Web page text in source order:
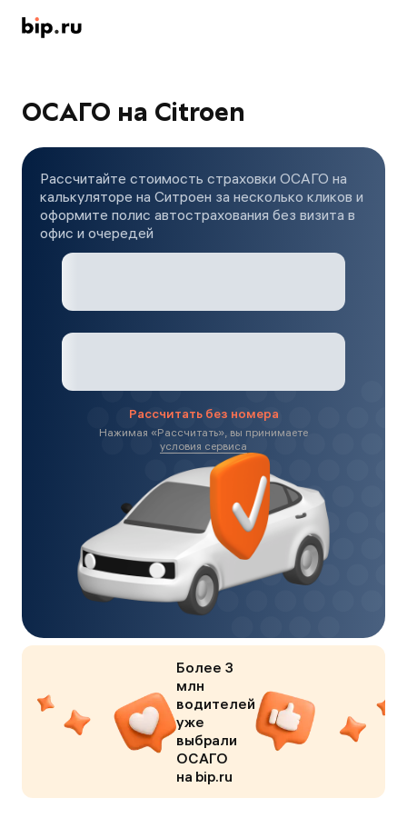
ОСАГО на Citroen
Рассчитайте стоимость страховки ОСАГО на
калькуляторе на Ситроен за несколько кликов и
оформите полис автострахования без визита в
офис и очередей
Рассчитать без номера
Нажимая «Рассчитать», вы принимаете
условия сервиса
Более 3
млн
водителей
уже
выбрали
ОСАГО
на bip.ru